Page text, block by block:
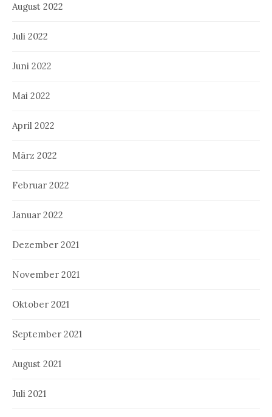
August 2022
Juli 2022
Juni 2022
Mai 2022
April 2022
März 2022
Februar 2022
Januar 2022
Dezember 2021
November 2021
Oktober 2021
September 2021
August 2021
Juli 2021